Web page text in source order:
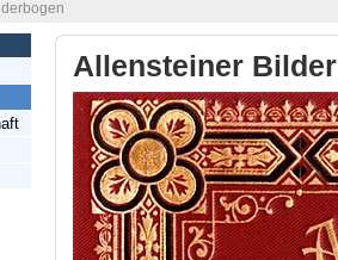
Allensteiner